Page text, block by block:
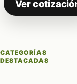
Ver
CATEGORÍAS
DESTACADAS